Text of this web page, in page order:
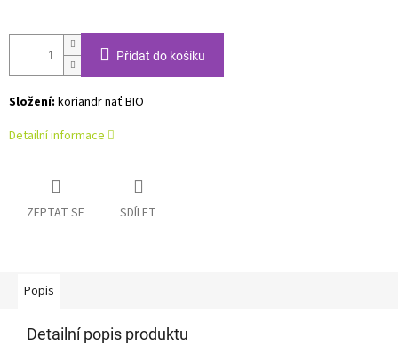
Přidat do košíku
Složení: koriandr nať BIO
Detailní informace
ZEPTAT SE SDÍLET
Popis
Detailní popis produktu